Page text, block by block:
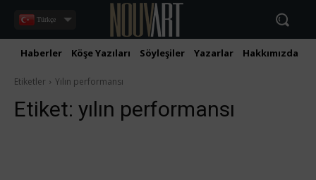
Türkçe
Haberler Köşe Yazıları Söyleşiler Yazarlar Hakkımızda
Etiketler Yılın performansı
Etiket: yılın performansı